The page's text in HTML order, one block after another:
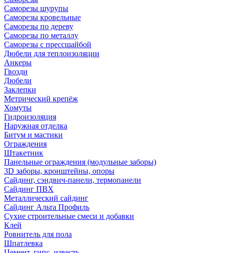
Саморезы шурупы
Саморезы кровельные
Саморезы по дереву
Саморезы по металлу
Саморезы с прессшайбой
Дюбели для теплоизоляции
Анкеры
Гвозди
Дюбели
Заклепки
Метрический крепёж
Хомуты
Гидроизоляция
Наружная отделка
Битум и мастики
Ограждения
Штакетник
Панельные ограждения (модульные заборы)
3D заборы, кронштейны, опоры
Cайдинг, сэндвич-панели, термопанели
Сайдинг ПВХ
Металлический сайдинг
Сайдинг Альта Профиль
Сухие строительные смеси и добавки
Клей
Ровнитель для пола
Шпатлевка